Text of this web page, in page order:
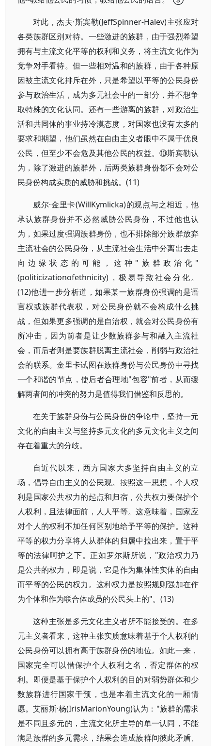
对此，杰夫·斯宾勒(JeffSpinner-Halev)主张应对
各类族群区别对待。一些激进的族群，由于强烈希望
拥有与主流文化平等的权利和义务，将主流文化作为
竞争对手看待。但一些相对温和的族群，由于各种原
因被主流文化排斥在外，只是希望以平等的公民身份
参与政治生活，成为多元社会中的一部分，并不想争
取特殊的文化认同。还有一些游离的族群，对政治生
活和共同体的事业持冷漠态度，对国家也没有太多的
要求和期望，他们虽然在自由主义者眼中不属于优良
公民，但至少不会危及其他公民的权益。⑩斯宾勒认
为，除了激进的族群外，后两类族群身份都不会对公
民身份构成实质的威胁和挑战。(11)
威尔·金里卡(WillKymlicka)的观点与之相近，他
承认族群身份并不必然威胁公民身份，不过他也认
为，如果过度强调族群身份，也不排除部分族群放弃
主流社会的公民身份，从主流社会生活中分离出去走
向边缘状态的可能，这种"族群政治化"
(politicizationofethnicity)，极易导致社会分化。
(12)他进一步分析道，如果某一族群身份强调的是语
言权或族群代表权，对公民身份就不会构成什么挑
战，但如果更多强调的是自治权，就会对公民身份有
所冲击，因为前者是让少数族群参与和融入主流社
会，而后者则是要族群脱离主流社会，削弱与政治社
会的联系。金里卡试图在族群身份与公民身份中寻找
一个和谐的节点，使后者合理地"包容"前者，从而缓
解两者间的冲突的努力是值得我们借鉴和反思的。
在关于族群身份与公民身份的争论中，坚持一元
文化的自由主义与坚持多元文化的多元文化主义之间
存在着重大的分歧。
自近代以来，西方国家大多坚持自由主义的立
场，倡导自由主义的公民观。按照这一思想，个人权
利是国家公共权力的起点和归宿，公共权力要保护个
人权利，且法律面前，人人平等。这意味着，国家应
对个人的权利不加任何区别地给予平等的保护。这种
平等的权力分享将人从群体的归属中拉出来，置于平
等的法律呵护之下。正如罗尔斯所说，"政治权力乃
是公共的权力，即是说，它是作为集体性实体的自由
而平等的公民的权力。这种权力是按照规则强加在作
为个体和作为联合体成员的公民头上的"。(13)
这种主张是多元文化主义者所不能接受的。在多
元主义者看来，这种主张实质意味着基于个人权利的
公民身份可以拥有高于族群身份的地位。如此一来，
国家完全可以借保护个人权利之名，否定群体的权
利。即便是基于保护个人权利的目的对弱势群体和少
数族群进行国家干预，也是本着主流文化的一厢情
愿。艾丽斯·杨(IrisMarionYoung)认为："族群的需求
是不同且多元的，主流文化所主导的单一认同，不能
满足族群的多元需求，结果会造成族群间彼此矛盾、